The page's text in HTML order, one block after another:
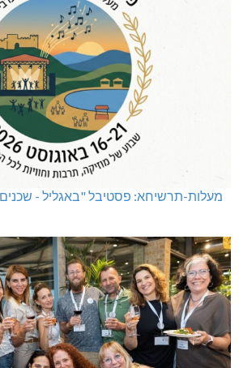
מעלות-תרשיחא: פסטיבל "באגליל - שכנים"